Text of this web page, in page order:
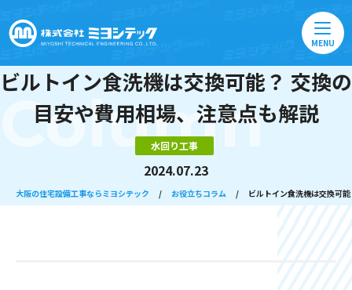
MENU
ビルトイン食洗機は交換可能？ 交換の
目安や費用相場、注意点も解説
水回り工事
2024.07.23
Column
大阪の住宅設備工事ならミヨシテック / お役立ちコラム / ビルトイン食洗機は交換可